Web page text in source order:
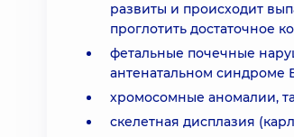
развиты и происходит
проглотить достаточное
фетальные почечные
антенатальном синдроме
хромосомные аномалии,
скелетная дисплазия